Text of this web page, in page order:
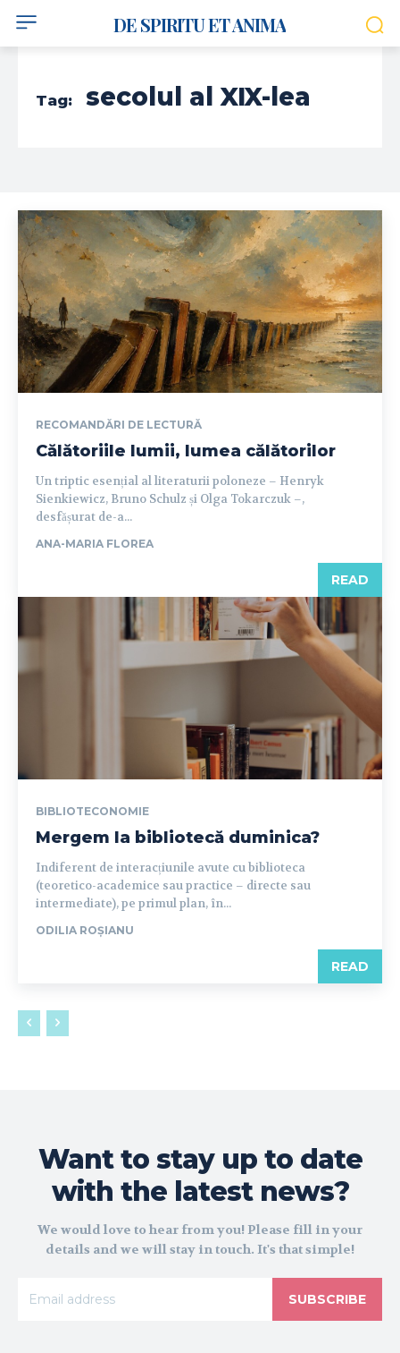
DE SPIRITU ET ANIMA
Tag: secolul al XIX-lea
RECOMANDĂRI DE LECTURĂ
Călătoriile lumii, lumea călătorilor
Un triptic esențial al literaturii poloneze – Henryk
Sienkiewicz, Bruno Schulz și Olga Tokarczuk –,
desfășurat de-a...
ANA-MARIA FLOREA
READ
BIBLIOTECONOMIE
Mergem la bibliotecă duminica?
Indiferent de interacțiunile avute cu biblioteca
(teoretico-academice sau practice – directe sau
intermediate), pe primul plan, în...
ODILIA ROȘIANU
READ
Want to stay up to date
with the latest news?
We would love to hear from you! Please fill in your
details and we will stay in touch. It's that simple!
SUBSCRIBE